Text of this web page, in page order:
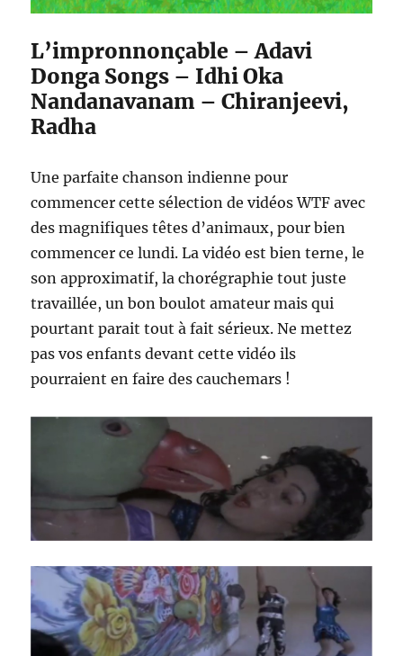
L’impronnonçable – Adavi
Donga Songs – Idhi Oka
Nandanavanam – Chiranjeevi,
Radha
Une parfaite chanson indienne pour
commencer cette sélection de vidéos WTF avec
des magnifiques têtes d’animaux, pour bien
commencer ce lundi. La vidéo est bien terne, le
son approximatif, la chorégraphie tout juste
travaillée, un bon boulot amateur mais qui
pourtant parait tout à fait sérieux. Ne mettez
pas vos enfants devant cette vidéo ils
pourraient en faire des cauchemars !